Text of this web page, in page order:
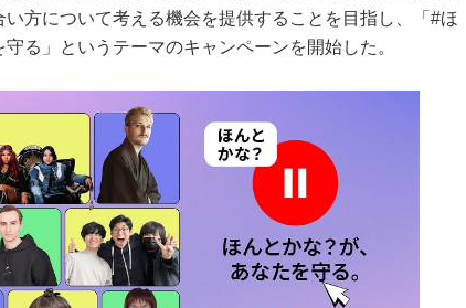
い方について考える機会を提供することを目指し、「#ほ
る」というテーマのキャンペーンを開始した。